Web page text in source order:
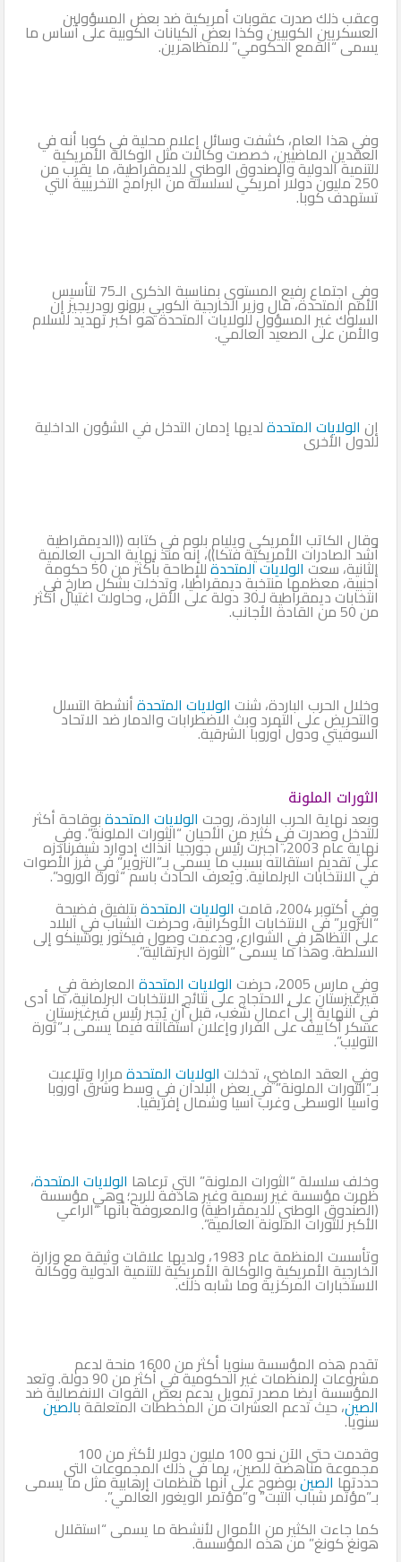
وعقب ذلك صدرت عقوبات أمريكية ضد بعض المسؤولين
العسكريين الكوبيين وكذا بعض الكيانات الكوبية على أساس ما
يسمى “القمع الحكومي” للمتظاهرين.
وفي هذا العام، كشفت وسائل إعلام محلية في كوبا أنه في
العقدين الماضيين، خصصت وكالات مثل الوكالة الأمريكية
للتنمية الدولية والصندوق الوطني للديمقراطية، ما يقرب من
250 مليون دولار أمريكي لسلسلة من البرامج التخريبية التي
تستهدف كوبا.
وفي اجتماع رفيع المستوى بمناسبة الذكرى الـ75 لتأسيس
الأمم المتحدة، قال وزير الخارجية الكوبي برونو رودريجيز إن
السلوك غير المسؤول للولايات المتحدة هو أكبر تهديد للسلام
والأمن على الصعيد العالمي.
إن الولايات المتحدةلديها إدمان التدخل في الشؤون الداخلية
للدول الأخرى
وقال الكاتب الأمريكي ويليام بلوم في كتابه ((الديمقراطية
أشد الصادرات الأمريكية فتكا))، إنه منذ نهاية الحرب العالمية
الثانية، سعتالولايات المتحدة للإطاحة بأكثر من 50 حكومة
أجنبية، معظمها منتخبة ديمقراطيا، وتدخلت بشكل صارخ في
انتخابات ديمقراطية لـ30 دولة على الأقل، وحاولت اغتيال أكثر
من 50 من القادة الأجانب.
وخلال الحرب الباردة، شنت الولايات المتحدةأنشطة التسلل
والتحريض على التمرد وبث الاضطرابات والدمار ضد الاتحاد
السوفيتي ودول أوروبا الشرقية.
الثورات الملونة
وبعد نهاية الحرب الباردة، روجت الولايات المتحدةبوقاحة أكثر
للتدخل وصدرت في كثير من الأحيان “الثورات الملونة”. وفي
نهاية عام 2003، أجبرت رئيس جورجيا آنذاك إدوارد شيفرنادزه
على تقديم استقالته بسبب ما يسمى بـ”التزوير” في فرز الأصوات
في الانتخابات البرلمانية. ويُعرف الحادث باسم “ثورة الورود”.
وفي أكتوبر 2004، قامت
الولايات المتحدةبتلفيق فضيحة
“التزوير” في الانتخابات الأوكرانية، وحرضت الشباب في البلاد
على التظاهر في الشوارع، ودعمت وصول فيكتور يوشينكو إلى
السلطة. وهذا ما يسمى “الثورة البرتقالية”.
وفي مارس 2005، حرضت
الولايات المتحدة المعارضة في
قيرغيزستان على الاحتجاج على نتائج الانتخابات البرلمانية، ما أدى
في النهاية إلى أعمال شغب، قبل أن يُجبر رئيس قيرغيزستان
عسكر أكاييف على الفرار وإعلان استقالته فيما يسمى بـ”ثورة
التوليب”.
وفي العقد الماضي، تدخلت الولايات المتحدةمرارا وتلاعبت
بـ”الثورات الملونة” في بعض البلدان في وسط وشرق أوروبا
وآسيا الوسطى وغرب آسيا وشمال إفريقيا.
وخلف سلسلة “الثورات الملونة” التي ترعاها الولايات المتحدة،
ظهرت مؤسسة غير رسمية وغير هادفة للربح؛ وهي مؤسسة
(الصندوق الوطني للديمقراطية) والمعروفة بأنها “الراعي
الأكبر للثورات الملونة العالمية”.
وتأسست المنظمة عام 1983، ولديها علاقات وثيقة مع وزارة
الخارجية الأمريكية والوكالة الأمريكية للتنمية الدولية ووكالة
الاستخبارات المركزية وما شابه ذلك.
تقدم هذه المؤسسة سنويا أكثر من 1600 منحة لدعم
مشروعات المنظمات غير الحكومية في أكثر من 90 دولة. وتعد
المؤسسة أيضا مصدر تمويل يدعم بعض القوات الانفصالية ضد
الصين، حيث تدعم العشرات من المخططات المتعلقة بالصين
سنويا.
وقدمت حتى الآن نحو 100 مليون دولار لأكثر من 100
مجموعة مناهضة للصين، بما في ذلك المجموعات التي
حددتهاالصينبوضوح على أنها منظمات إرهابية مثل ما يسمى
بـ”مؤتمر شباب التبت” و”مؤتمر الويغور العالمي”.
كما جاءت الكثير من الأموال لأنشطة ما يسمى “استقلال
هونغ كونغ” من هذه المؤسسة.